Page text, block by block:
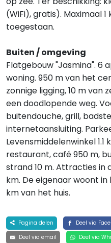
(WiFi), gratis). Maximaal
toegestaan.
Buiten / omgeving
Flatgebouw "Jasmina". 6
woning. 950 m van het
zonnige ligging, 10 m van
een doodlopende weg.
buitendouche, grill,
internetaansluiting.
Levensmiddelenwinkel
restaurant, café 950 m,
strand 10 m. Attracties in
km. De eigenaar woont in
km van het huis.
Pagina delen Deel via
Deel via email
Deel via